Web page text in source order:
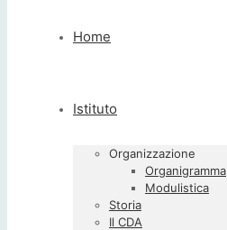
Home
Istituto
Organizzazione
Organigramma
Modulistica
Storia
Il CDA